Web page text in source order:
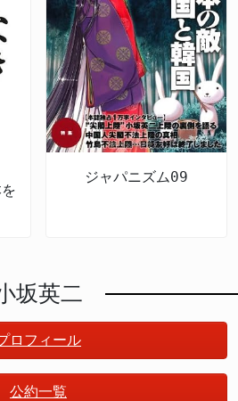
ジャパニズム09
坂英二
ロフィール
公約一覧